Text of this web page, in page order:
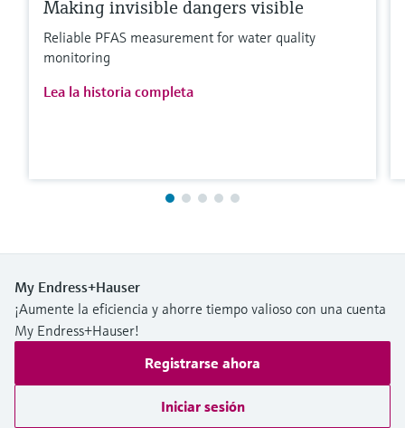
Making invisible dangers visible
Reliable PFAS measurement for water quality
monitoring
Lea la historia completa
My Endress+Hauser
¡Aumente la eficiencia y ahorre tiempo valioso con una cuenta
My Endress+Hauser!
Registrarse ahora
Iniciar sesión